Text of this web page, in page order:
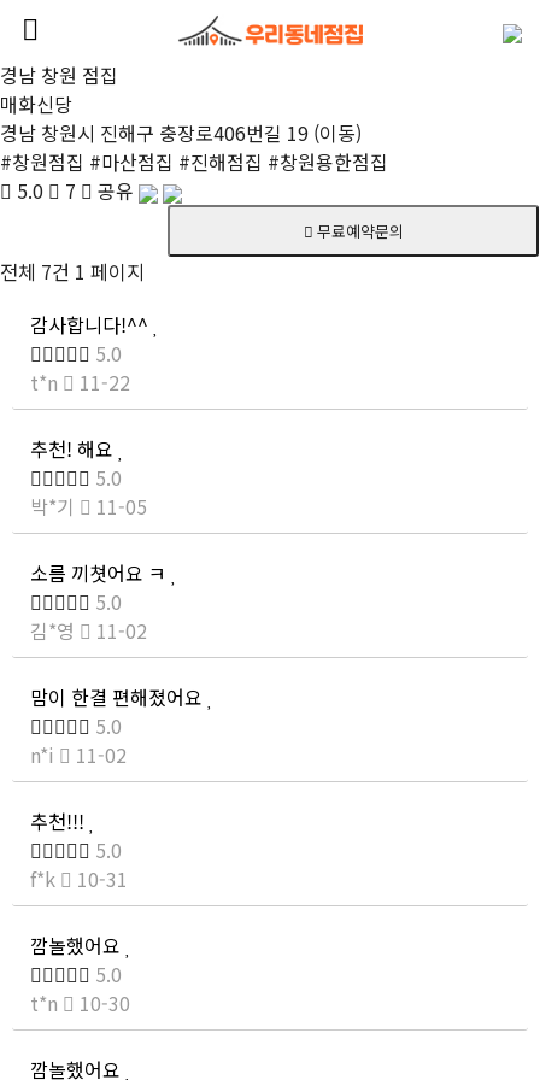
경남 창원 점집
매화신당
경남 창원시 진해구 충장로406번길 19 (이동)
#창원점집 #마산점집 #진해점집 #창원용한점집
5.0
7 공유
무료예약문의
전체 7건 1 페이지
감사합니다!^^
5.0
t*n
11-22
추천! 해요
5.0
박*기
11-05
소름 끼쳣어요 ㅋ
5.0
김*영
11-02
맘이 한결 편해졌어요
5.0
n*i
11-02
추천!!!
5.0
f*k
10-31
깜놀했어요
5.0
t*n
10-30
깜놀했어요